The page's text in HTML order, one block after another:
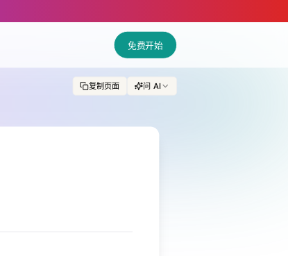
免费开始
复制页面 问 AI